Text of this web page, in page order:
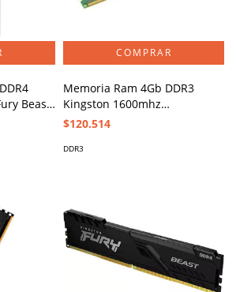
Beast
Memoria Ram 4Gb DDR3
Kingston 1600mhz
KVR16N11S8/4
$120.514
DDR3